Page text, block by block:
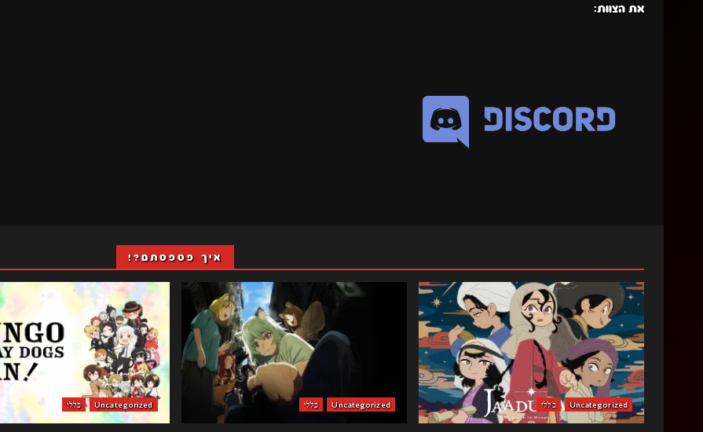
את הצוות:
איך פספסתם?!
Uncategorized כללי Uncategorized כללי Uncategorized כללי